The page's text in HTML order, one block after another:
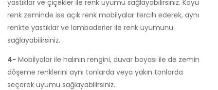
yastıklar ve çiçekler ile renk uyumu sağlayabilirsiniz. Koyu
renk zeminde ise açık renk mobilyalar tercih ederek, aynı
renkte yastıklar ve lambaderler ile renk uyumunu
sağlayabilirsiniz.
4- Mobilyalar ile halının rengini, duvar boyası ile de zemin
döşeme renklerini aynı tonlarda veya yakın tonlarda
seçerek uyumu sağlayabilirsiniz.